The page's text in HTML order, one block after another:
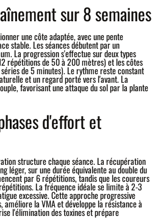
sur 8 semaines
une côte adaptée, avec une pente
stable. Les séances débutent par un
La progression s'effectue sur deux types
répétitions de 50 à 200 mètres) et les côtes
de 5 minutes). Le rythme reste constant
et un regard porté vers l'avant. La
favorisant une attaque du sol par la plante
d'effort et
structure chaque séance. La récupération
léger, sur une durée équivalente au double du
par 6 répétitions, tandis que les coureurs
La fréquence idéale se limite à 2-3
excessive. Cette approche progressive
la VMA et développe la résistance à
l'élimination des toxines et prépare